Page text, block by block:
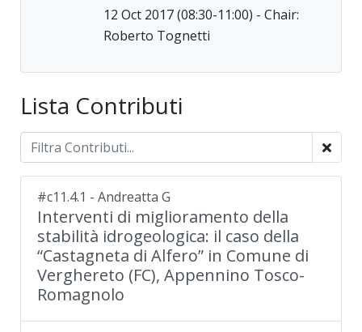
12 Oct 2017 (08:30-11:00) - Chair:
Roberto Tognetti
Lista Contributi
#c11.4.1 - Andreatta G
Interventi di miglioramento della
stabilità idrogeologica: il caso della
“Castagneta di Alfero” in Comune di
Verghereto (FC), Appennino Tosco-
Romagnolo